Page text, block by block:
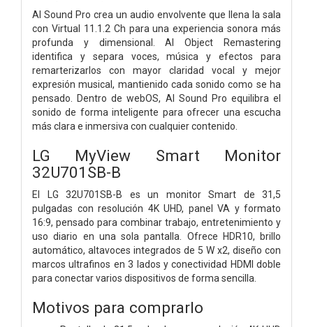
AI Sound Pro crea un audio envolvente que llena la sala
con Virtual 11.1.2 Ch para una experiencia sonora más
profunda y dimensional. AI Object Remastering
identifica y separa voces, música y efectos para
remarterizarlos con mayor claridad vocal y mejor
expresión musical, mantienido cada sonido como se ha
pensado. Dentro de webOS, AI Sound Pro equilibra el
sonido de forma inteligente para ofrecer una escucha
más clara e inmersiva con cualquier contenido.
LG MyView Smart Monitor
32U701SB-B
El LG 32U701SB-B es un monitor Smart de 31,5
pulgadas con resolución 4K UHD, panel VA y formato
16:9, pensado para combinar trabajo, entretenimiento y
uso diario en una sola pantalla. Ofrece HDR10, brillo
automático, altavoces integrados de 5 W x2, diseño con
marcos ultrafinos en 3 lados y conectividad HDMI doble
para conectar varios dispositivos de forma sencilla.
Motivos para comprarlo